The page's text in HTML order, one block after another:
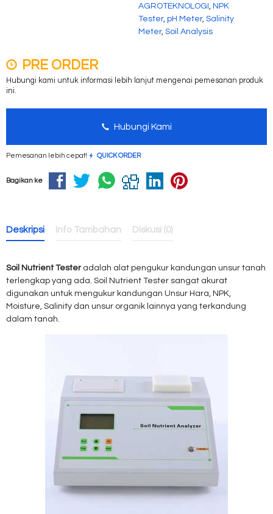
AGROTEKNOLOGI , NPK
Tester, pH Meter, Salinity
Meter, Soil Analysis
PRE ORDER
Hubungi kami untuk informasi lebih lanjut mengenai pemesanan produk
ini.
Hubungi Kami
Pemesanan lebih cepat! QUICK ORDER
Bagikan ke
Deskripsi Info Tambahan Diskusi (0)
Soil Nutrient Testeradalah alat pengukur kandungan unsur tanah
terlengkap yang ada. Soil Nutrient Tester sangat akurat
digunakan untuk mengukur kandungan Unsur Hara, NPK,
Moisture, Salinity dan unsur organik lainnya yang terkandung
dalam tanah.